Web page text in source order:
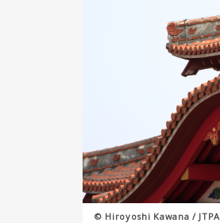
© Hiroyoshi Kawana / JTPA